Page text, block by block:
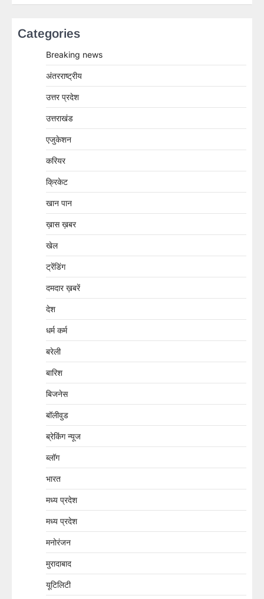
Categories
Breaking news
अंतरराष्ट्रीय
उत्तर प्रदेश
उत्तराखंड
एजुकेशन
करियर
क्रिकेट
खान पान
ख़ास ख़बर
खेल
ट्रेंडिंग
दमदार ख़बरें
देश
धर्म कर्म
बरेली
बारिश
बिजनेस
बॉलीवुड
ब्रेकिंग न्यूज
ब्लॉग
भारत
मध्य प्रदेश
मध्य प्रदेश
मनोरंजन
मुरादाबाद
यूटिलिटी